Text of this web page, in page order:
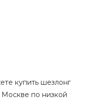
купить шезлонг
Москве по низкой